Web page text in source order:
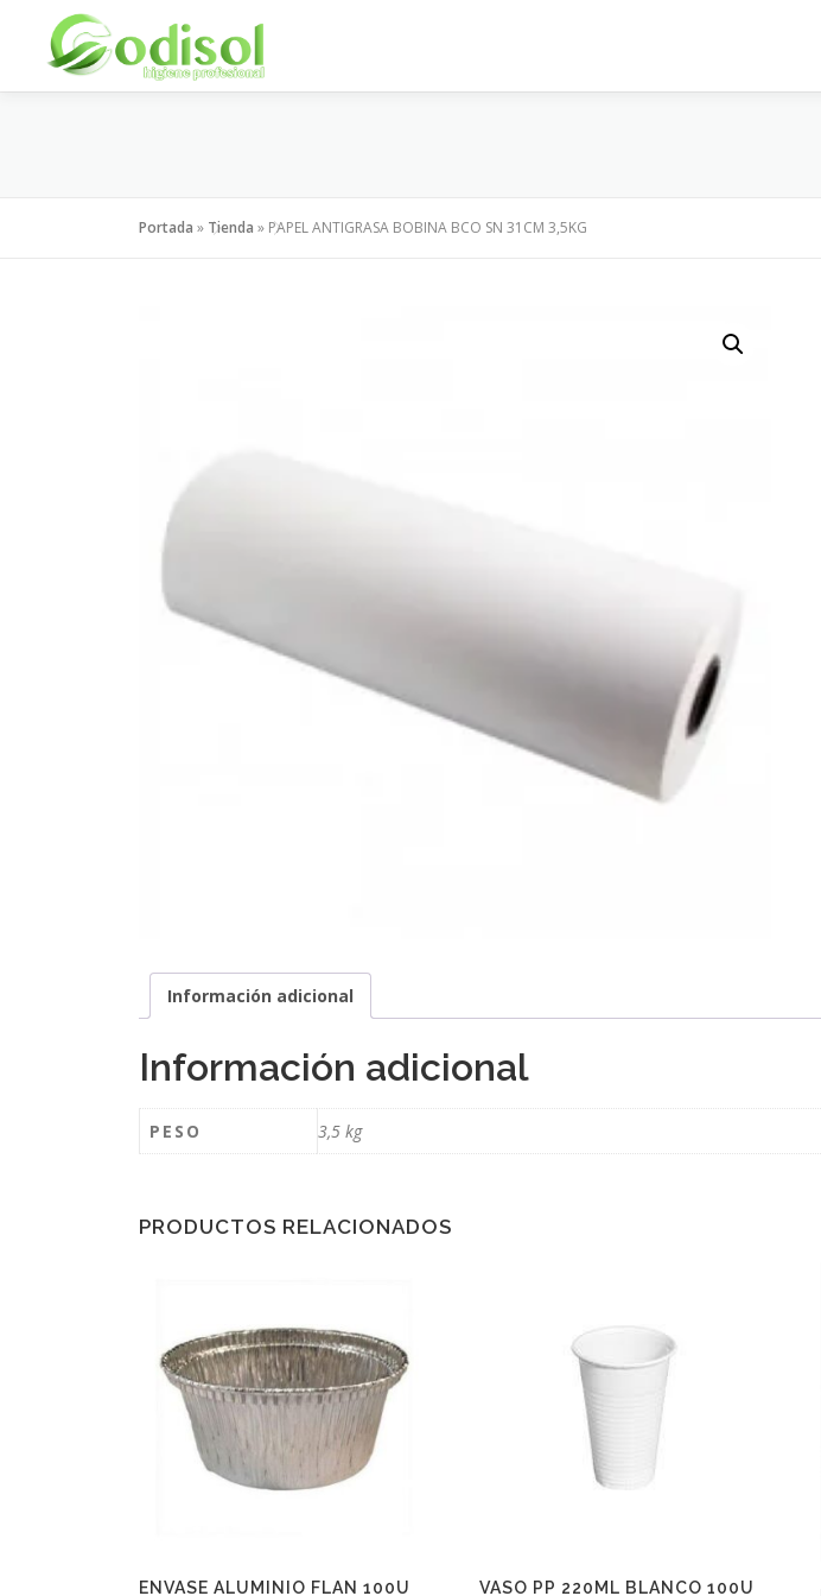
contenido
Portada » Tienda » PAPEL ANTIGRASA BOBINA BCO SN 31CM 3,5KG
Información adicional
Información adicional
PESO 3,5 kg
PRODUCTOS RELACIONADOS
ENVASE ALUMINIO FLAN 100U VASO PP 220ML BLANCO 100U